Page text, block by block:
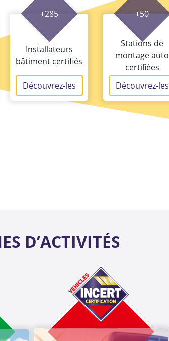
+285
Installateurs
bâtiment certifiés
Découvrez-les
+50
Stations de
montage auto
certiﬁées
Découvrez-les
D’ACTIVITÉS